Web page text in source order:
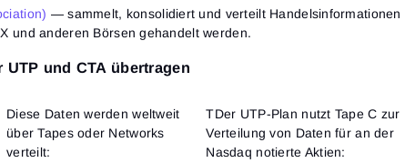
— sammelt, konsolidiert und verteilt Handelsinformationen
und anderen Börsen gehandelt werden.
und CTA übertragen
Diese Daten werden weltweit
über Tapes oder Networks
verteilt:
TDer UTP-Plan nutzt Tape C zur
Verteilung von Daten für an der
Nasdaq notierte Aktien: